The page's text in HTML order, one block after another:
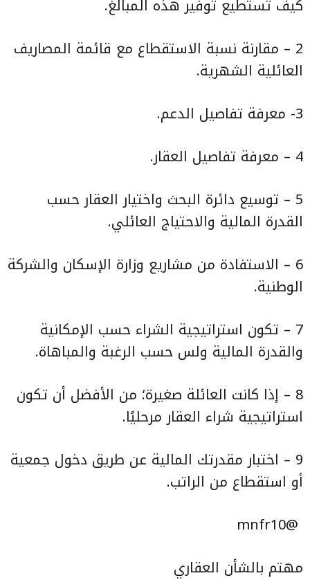
كيف تستطيع توفير هذه المبالغ.
2 – مقارنة نسبة الاستقطاع مع قائمة المصاريف
العائلية الشهرية.
3- معرفة تفاصيل الدعم.
4 – معرفة تفاصيل العقار.
5 – توسيع دائرة البحث واختيار العقار حسب
القدرة المالية والاحتياج العائلي.
6 – الاستفادة من مشاريع وزارة الإسكان والشركة
الوطنية.
7 – تكون استراتيجية الشراء حسب الإمكانية
والقدرة المالية ولس حسب الرغبة والمباهاة.
8 – إذا كانت العائلة صغيرة؛ من الأفضل أن تكون
استراتيجية شراء العقار مرحليًا.
9 – اختبار مقدرتك المالية عن طريق دخول جمعية
أو استقطاع من الراتب.
‏ @mnfr10
مهتم بالشأن العقاري